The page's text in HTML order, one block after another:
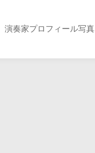
演奏家プロフィール写真